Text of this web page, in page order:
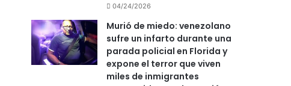
04/24/2026
Murió de miedo: venezolano
sufre un infarto durante una
parada policial en Florida y
expone el terror que viven
miles de inmigrantes